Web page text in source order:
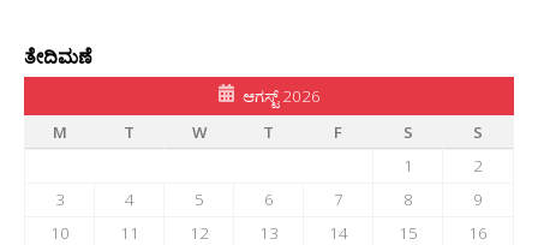
ತೇದಿಮಣೆ
ಆಗಸ್ಟ್ 2026
M
T W T F S
S
1
2
3
4 5 6 7 8
9
10
11 12 13 14 15
16